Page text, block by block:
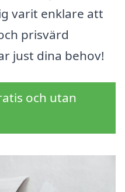
varit enklare att
prisvärd
just dina behov!
och utan